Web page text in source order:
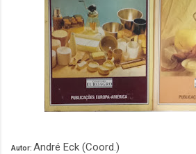
Autor: André Eck (Coord.)